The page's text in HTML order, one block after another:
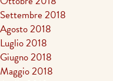
Settembre 2018
Agosto 2018
Luglio 2018
Giugno 2018
Maggio 2018